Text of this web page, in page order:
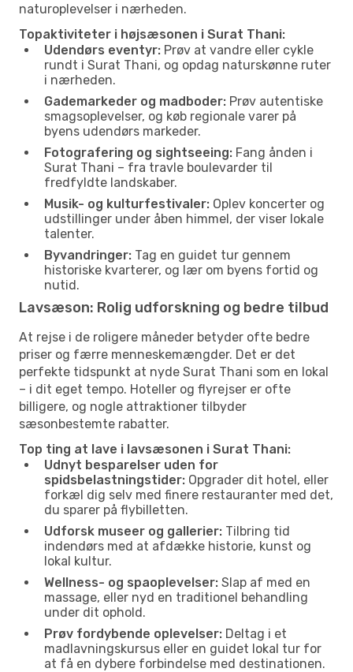
naturoplevelser i nærheden.
Topaktiviteter i højsæsonen i Surat Thani:
Udendørs eventyr: Prøv at vandre eller cykle
rundt i Surat Thani, og opdag naturskønne ruter
i nærheden.
Gademarkeder og madboder: Prøv autentiske
smagsoplevelser, og køb regionale varer på
byens udendørs markeder.
Fotografering og sightseeing: Fang ånden i
Surat Thani – fra travle boulevarder til
fredfyldte landskaber.
Musik- og kulturfestivaler: Oplev koncerter og
udstillinger under åben himmel, der viser lokale
talenter.
Byvandringer: Tag en guidet tur gennem
historiske kvarterer, og lær om byens fortid og
nutid.
Lavsæson: Rolig udforskning og bedre tilbud
At rejse i de roligere måneder betyder ofte bedre
priser og færre menneskemængder. Det er det
perfekte tidspunkt at nyde Surat Thani som en lokal
– i dit eget tempo. Hoteller og flyrejser er ofte
billigere, og nogle attraktioner tilbyder
sæsonbestemte rabatter.
Top ting at lave i lavsæsonen i Surat Thani:
Udnyt besparelser uden for
spidsbelastningstider: Opgrader dit hotel, eller
forkæl dig selv med finere restauranter med det,
du sparer på flybilletten.
Udforsk museer og gallerier: Tilbring tid
indendørs med at afdække historie, kunst og
lokal kultur.
Wellness- og spaoplevelser: Slap af med en
massage, eller nyd en traditionel behandling
under dit ophold.
Prøv fordybende oplevelser: Deltag i et
madlavningskursus eller en guidet lokal tur for
at få en dybere forbindelse med destinationen.